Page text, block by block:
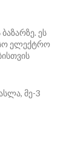
ეს
ელექტრო
მე-3